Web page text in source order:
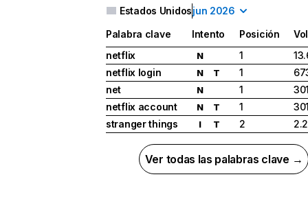
Estados Unidosjun 2026
Palabra clave Intento Posición
netflix
N 1
netflix login
N T 1
net
N 1
netflix account
N T 1
stranger things
I T 2
Ver todas las palabras clave →